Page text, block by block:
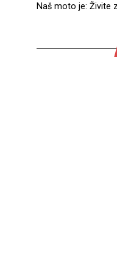
Naš moto je: Živite